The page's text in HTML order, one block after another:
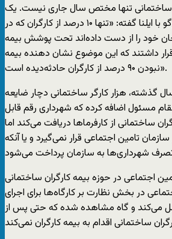
ساختمانی تنها مختص سال جاری نیست. یک
مقام مسئول در گفت‌و‌گو با ایلنا گفته: «تنها ۱۰ درصد از کارگران که در
کار طی سال ۹۲ جان خود را از دست داده‌اند تحت پوشش بیمه
داشتند که این موضوع نشان دهنده بیمه
نبودن ۹۰ درصد از کارگران حادثه‌دیده است».
گذشته، هزار کارگر ساختمانی دچار ضایعه
مسئول اضافه کرده که شهرداری رقم قابل
ساختمانی از کارفرما‌ها دریافت می‌کند اما
تامین اجتماعی قرار نمی‌گیرد و یا آنکه
اجتماعی در حوزه بیمه کارگران ساختمانی
در بخش نظارت بر کارگاه‌ها برای اجرای
می‌کند و گاه مشاهده شده که حتی پس از